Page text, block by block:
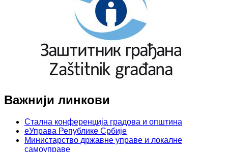
Важнији линкови
Стална конференција градова и општина
еУправа Републике Србије
Министарство државне управе и локалне
самоуправе